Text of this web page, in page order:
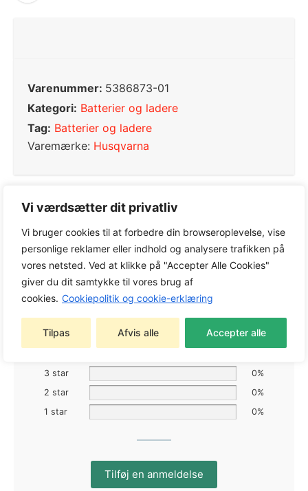
Vi værdsætter dit privatliv
Vi bruger cookies til at forbedre din browseroplevelse, vise
personlige reklamer eller indhold og analysere trafikken på
vores netsted. Ved at klikke på "Accepter Alle Cookies"
giver du dit samtykke til vores brug af
cookies. Cookiepolitik og cookie-erklæring
Tilpas Afvis alle Accepter alle
Varenummer: 5386873-01
Kategori: Batterier og ladere
Tag: Batterier og ladere
Varemærke: Husqvarna
0,0
Baseret på 0 anmeldelser
5 star
0%
3 star
0%
2 star
0%
1 star
0%
Tilføj en anmeldelse